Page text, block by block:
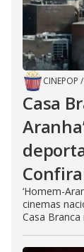
CINEPOP /
Casa
‘Homem-
cinemas
Casa Branca